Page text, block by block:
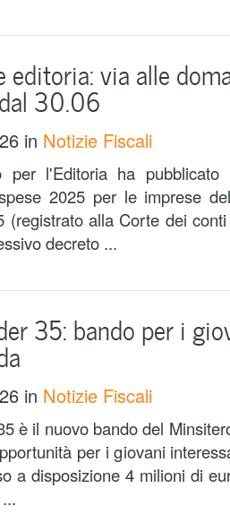
editoria: via alle
30.06
in Notizie Fiscali
per l'Editoria ha
2025 per le imprese
(registrato alla Corte dei
decreto ...
35: bando per i
in Notizie Fiscali
è il nuovo bando del
per i giovani
a disposizione 4 milioni di